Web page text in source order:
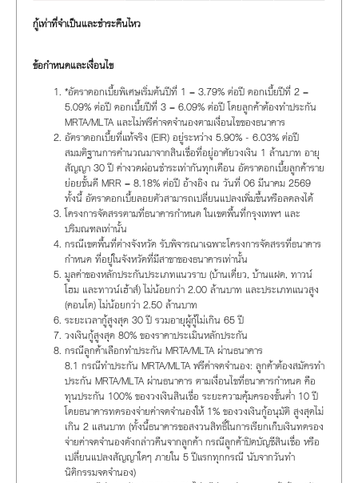
กู้เท่าที่จำเป็นและชำระคืนไหว
ข้อกำหนดและเงื่อนไข
*อัตราดอกเบี้ยพิเศษเริ่มต้นปีที่ 1 = 3.79% ต่อปี ดอกเบี้ยปีที่ 2 =
5.09% ต่อปี ดอกเบี้ยปีที่ 3 = 6.09% ต่อปี โดยลูกค้าต้องทำประกัน
MRTA/MLTA และไม่ฟรีค่าจดจำนองตามเงื่อนไขของธนาคาร
อัตราดอกเบี้ยที่แท้จริง (EIR) อยู่ระหว่าง 5.90% - 6.03% ต่อปี
สมมติฐานการคำนวณมาจากสินเชื่อที่อยู่อาศัยวงเงิน 1 ล้านบาท อายุ
สัญญา 30 ปี ค่างวดผ่อนชำระเท่ากันทุกเดือน อัตราดอกเบี้ยลูกค้าราย
ย่อยชั้นดี MRR = 8.18% ต่อปี อ้างอิง ณ วันที่ 06 มีนาคม 2569
ทั้งนี้ อัตราดอกเบี้ยลอยตัวสามารถเปลี่ยนแปลงเพิ่มขึ้นหรือลดลงได้
โครงการจัดสรรตามที่ธนาคารกำหนด ในเขตพื้นที่กรุงเทพฯ และ
ปริมณฑลเท่านั้น
กรณีเขตพื้นที่ต่างจังหวัด รับพิจารณาเฉพาะโครงการจัดสรรที่ธนาคาร
กำหนด ที่อยู่ในจังหวัดที่มีสาขาของธนาคารเท่านั้น
มูลค่าของหลักประกันประเภทแนวราบ (บ้านเดี่ยว, บ้านแฝด, ทาวน์
โฮม และทาวน์เฮ้าส์) ไม่น้อยกว่า 2.00 ล้านบาท และประเภทแนวสูง
(คอนโด) ไม่น้อยกว่า 2.50 ล้านบาท
ระยะเวลากู้สูงสุด 30 ปี รวมอายุผู้กู้ไม่เกิน 65 ปี
วงเงินกู้สูงสุด 80% ของราคาประเมินหลักประกัน
กรณีลูกค้าเลือกทำประกัน MRTA/MLTA ผ่านธนาคาร
8.1 กรณีทำประกัน MRTA/MLTA ฟรีค่าจดจำนอง: ลูกค้าต้องสมัครทำ
ประกัน MRTA/MLTA ผ่านธนาคาร ตามเงื่อนไขที่ธนาคารกำหนด คือ
ทุนประกัน 100% ของวงเงินสินเชื่อ ระยะความคุ้มครองขั้นต่ำ 10 ปี
โดยธนาคารทดรองจ่ายค่าจดจำนองให้ 1% ของวงเงินกู้อนุมัติ สูงสุดไม่
เกิน 2 แสนบาท (ทั้งนี้ธนาคารขอสงวนสิทธิ์ในการเรียกเก็บเงินทดรอง
จ่ายค่าจดจำนองดังกล่าวคืนจากลูกค้า กรณีลูกค้าปิดบัญชีสินเชื่อ หรือ
เปลี่ยนแปลงสัญญาใดๆ ภายใน 5 ปีแรกทุกกรณี นับจากวันทำ
นิติกรรมจดจำนอง)